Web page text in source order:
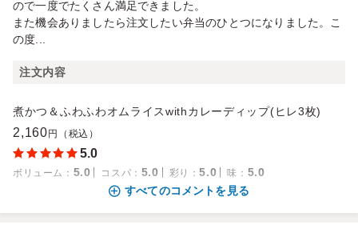
ので一度でたくさん満足できました。
また機会ありましたら注文したい弁当のひとつになりました。こ
の度...
注文内容
煮かつ＆ふわふわオムライスwithカレーディップ(ヒレ3枚)
2,160 円（税込）
5.0
ボリューム ： 5.0 コスパ ： 5.0 彩り ：5.0 味 ： 5.0
すべてのコメントを見る